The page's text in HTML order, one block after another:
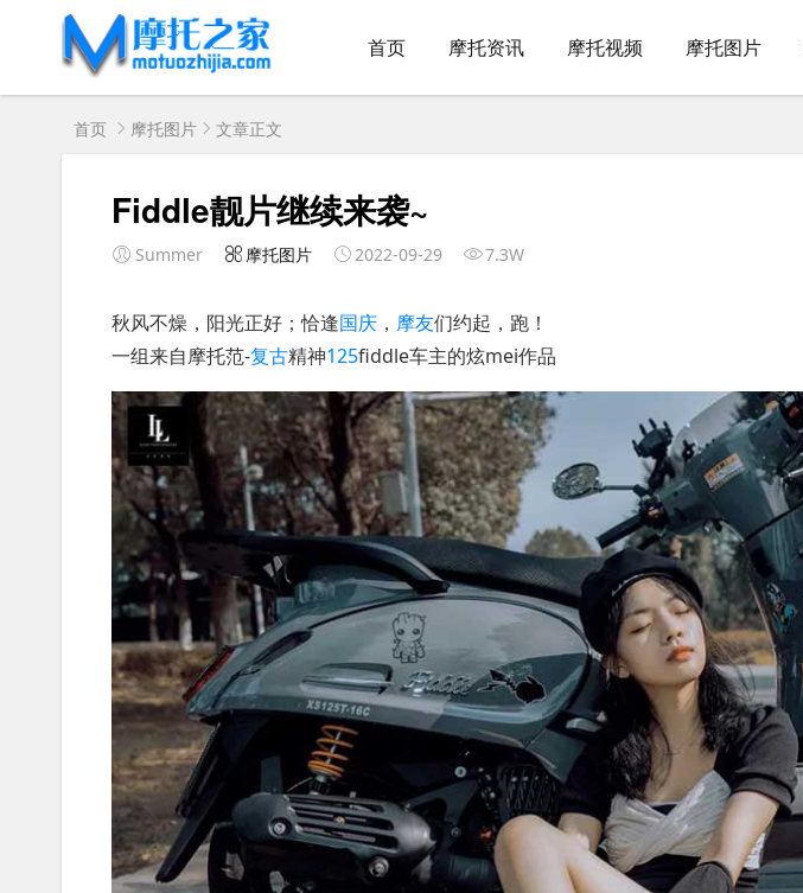
首页 摩托资讯 摩托视频 摩托图片
首页 摩托图片 文章正文
Fiddle靓片继续来袭~
Summer 摩托图片 2022-09-29 7.3W
秋风不燥，阳光正好；恰逢国庆 ， 摩友们约起，跑！
一组来自摩托范-复古精神125fiddle车主的炫mei作品